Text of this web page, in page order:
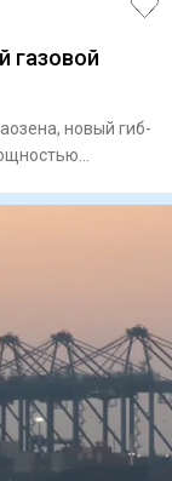
газовой
новый гиб­